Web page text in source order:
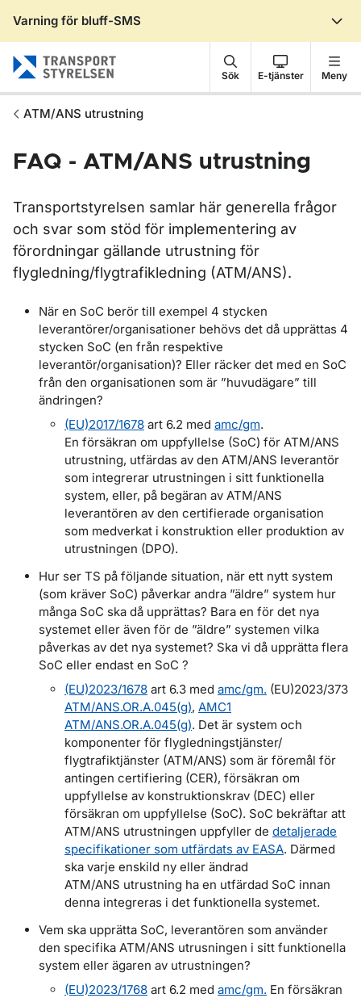
Varning för bluff-SMS
Sök E-tjänster Meny
ATM/ANS utrustning
FAQ - ATM/ANS utrustning
Transportstyrelsen samlar här generella frågor
och svar som stöd för implementering av
förordningar gällande utrustning för
flygledning/flygtrafikledning (ATM/ANS).
När en SoC berör till exempel 4 stycken
leverantörer/organisationer behövs det då upprättas 4
stycken SoC (en från respektive
leverantör/organisation)? Eller räcker det med en SoC
från den organisationen som är ”huvudägare” till
ändringen?
(EU)2017/1678 art 6.2 med amc/gm.
En försäkran om uppfyllelse (SoC) för ATM/ANS
utrustning, utfärdas av den ATM/ANS leverantör
som integrerar utrustningen i sitt funktionella
system, eller, på begäran av ATM/ANS
leverantören av den certifierade organisation
som medverkat i konstruktion eller produktion av
utrustningen (DPO).
Hur ser TS på följande situation, när ett nytt system
(som kräver SoC) påverkar andra ”äldre” system hur
många SoC ska då upprättas? Bara en för det nya
systemet eller även för de ”äldre” systemen vilka
påverkas av det nya systemet? Ska vi då upprätta flera
SoC eller endast en SoC ?
(EU)2023/1678 art 6.3 med amc/gm. (EU)2023/373
ATM/ANS.OR.A.045(g), AMC1
ATM/ANS.OR.A.045(g). Det är system och
komponenter för flygledningstjänster/
flygtrafiktjänster (ATM/ANS) som är föremål för
antingen certifiering (CER), försäkran om
uppfyllelse av konstruktionskrav (DEC) eller
försäkran om uppfyllelse (SoC). SoC bekräftar att
ATM/ANS utrustningen uppfyller de detaljerade
specifikationer som utfärdats av EASA. Därmed
ska varje enskild ny eller ändrad
ATM/ANS utrustning ha en utfärdad SoC innan
denna integreras i det funktionella systemet.
Vem ska upprätta SoC, leverantören som använder
den specifika ATM/ANS utrusningen i sitt funktionella
system eller ägaren av utrustningen?
(EU)2023/1768 art 6.2 med amc/gm. En försäkran